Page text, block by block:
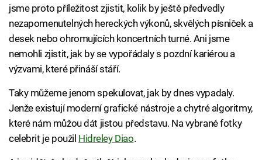
jsme proto příležitost zjistit, kolik by ještě předvedly
nezapomenutelných hereckých výkonů, skvělých písniček a
desek nebo ohromujících koncertních turné. Ani jsme
nemohli zjistit, jak by se vypořádaly s pozdní kariérou a
výzvami, které přináší stáří.
Taky můžeme jenom spekulovat, jak by dnes vypadaly.
Jenže existují moderní grafické nástroje a chytré algoritmy,
které nám můžou dát jistou představu. Na vybrané fotky
celebrit je použil Hidreley Diao.